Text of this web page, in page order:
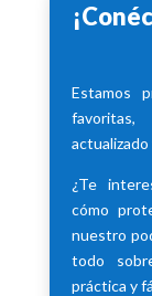
Estamos
favoritas,
¿Te
cómo
nuestro
todo
práctica y